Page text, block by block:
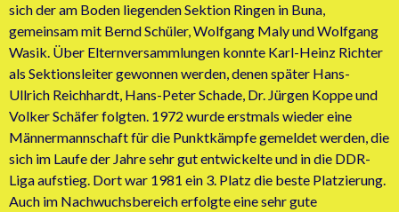
sich der am Boden liegenden Sektion Ringen in Buna,
gemeinsam mit Bernd Schüler, Wolfgang Maly und Wolfgang
Wasik. Über Elternversammlungen konnte Karl-Heinz Richter
als Sektionsleiter gewonnen werden, denen später Hans-
Ullrich Reichhardt, Hans-Peter Schade, Dr. Jürgen Koppe und
Volker Schäfer folgten. 1972 wurde erstmals wieder eine
Männermannschaft für die Punktkämpfe gemeldet werden, die
sich im Laufe der Jahre sehr gut entwickelte und in die DDR-
Liga aufstieg. Dort war 1981 ein 3. Platz die beste Platzierung.
Auch im Nachwuchsbereich erfolgte eine sehr gute